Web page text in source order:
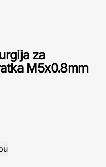
za
M5x0.8mm